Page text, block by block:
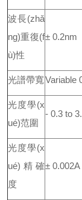
波長(zhǎ
ng)重復(f
ù)性
± 0.2nm
光譜帶寬Variable
光度學(x
ué)范圍
- 0.3 to
光度學(x
ué)精確
度
±